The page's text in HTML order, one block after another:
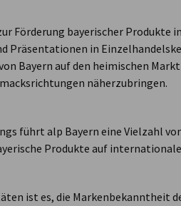
Förderung bayerischer Produkte
Präsentationen in
Bayern auf den heimischen
näherzubringen.
führt alp Bayern eine Vielzahl
Produkte auf
ist es, die Markenbekanntheit